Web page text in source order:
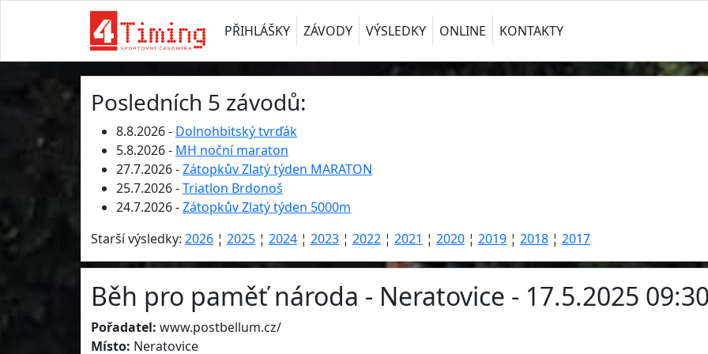
PŘIHLÁŠKY ZÁVODY VÝSLEDKY ONLINE KONTAKTY
Posledních 5 závodů:
8.8.2026 - Dolnohbitský tvrďák
5.8.2026 - MH noční maraton
27.7.2026 -Zátopkův Zlatý týden MARATON
25.7.2026 -Triatlon Brdonoš
24.7.2026 -Zátopkův Zlatý týden 5000m
Starší výsledky: 2026 ¦ 2025 ¦ 2024 ¦ 2023 ¦ 2022 ¦ 2021 ¦ 2020 ¦ 2019 ¦ 2018 ¦ 2017
Běh pro paměť národa - Neratovice - 17.5.2025
Pořadatel: www.postbellum.cz/
Místo: Neratovice